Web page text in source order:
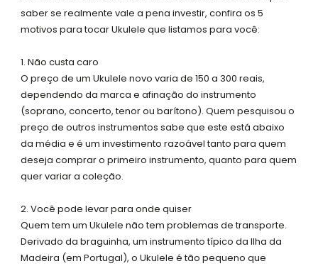
e
saber se realmente vale a pena investir, confira os 5
motivos para tocar Ukulele que listamos para você:
1. Não custa caro
O preço de um Ukulele novo varia de 150 a 300 reais,
dependendo da marca e afinação do instrumento
(soprano, concerto, tenor ou barítono). Quem pesquisou o
preço de outros instrumentos sabe que este está abaixo
da média e é um investimento razoável tanto para quem
deseja comprar o primeiro instrumento, quanto para quem
quer variar a coleção.
2. Você pode levar para onde quiser
Quem tem um Ukulele não tem problemas de transporte.
Derivado da braguinha, um instrumento típico da Ilha da
Madeira (em Portugal), o Ukulele é tão pequeno que